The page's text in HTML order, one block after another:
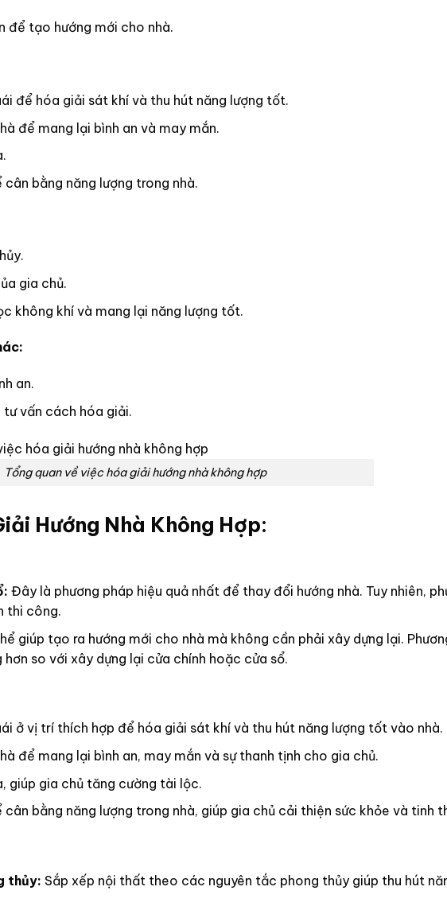
để tạo hướng mới cho nhà.
để hóa giải sát khí và thu hút năng lượng tốt.
để mang lại bình an và may mắn.
bằng năng lượng trong nhà.
gia chủ.
không khí và mang lại năng lượng tốt.
an.
vấn cách hóa giải.
Tổng quan về việc hóa giải hướng nhà không hợp
Hướng Nhà Không Hợp:
Đây là phương pháp hiệu quả nhất để thay đổi hướng nhà. Tuy nhiên,
thi công.
giúp tạo ra hướng mới cho nhà mà không cần phải xây dựng lại.
so với xây dựng lại cửa chính hoặc cửa sổ.
ở vị trí thích hợp để hóa giải sát khí và thu hút năng lượng tốt vào nhà.
để mang lại bình an, may mắn và sự thanh tịnh cho gia chủ.
giúp gia chủ tăng cường tài lộc.
bằng năng lượng trong nhà, giúp gia chủ cải thiện sức khỏe và tinh
thủy: Sắp xếp nội thất theo các nguyên tắc phong thủy giúp thu hút